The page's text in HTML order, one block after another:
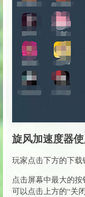
旋风加速度器
玩家点击下方的下载
点击屏幕中最大的
可以点击上方的“关